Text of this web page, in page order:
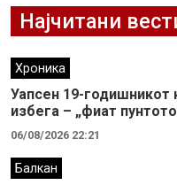
Најчитани
Хроника
Уапсен 19-годишникот
избега – „фиат
06/08/2026 22:21
Балкан